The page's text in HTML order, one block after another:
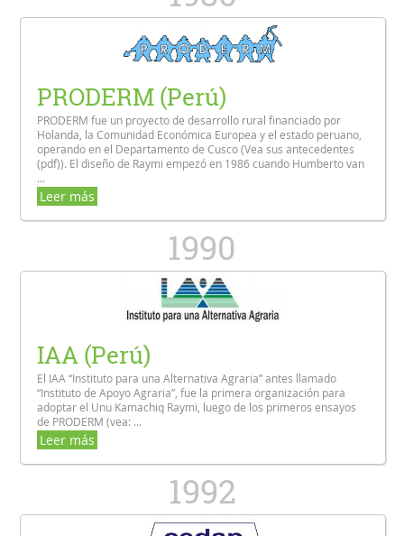
PRODERM (Perú)
PRODERM fue un proyecto de desarrollo rural financiado por
Holanda, la Comunidad Económica Europea y el estado peruano,
operando en el Departamento de Cusco (Vea sus antecedentes
(pdf)). El diseño de Raymi empezó en 1986 cuando Humberto van
...
Leer más
1990
IAA (Perú)
El IAA “Instituto para una Alternativa Agraria” antes llamado
“Instituto de Apoyo Agraria”, fue la primera organización para
adoptar el Unu Kamachiq Raymi, luego de los primeros ensayos
de PRODERM (vea: ...
Leer más
1992